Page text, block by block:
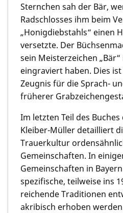
Sternchen sah der Bär,
Radschlosses ihm beim
„Honigdiebstahls“ einen
versetzte. Der
sein Meisterzeichen
eingraviert haben. Dies
Zeugnis für die Sprach-
früherer
Im letzten Teil des
Kleiber-Müller detailliert
Trauerkultur
Gemeinschaften. In
Gemeinschaften in
spezifische, teilweise ins
reichende Traditionen
akribisch erhoben